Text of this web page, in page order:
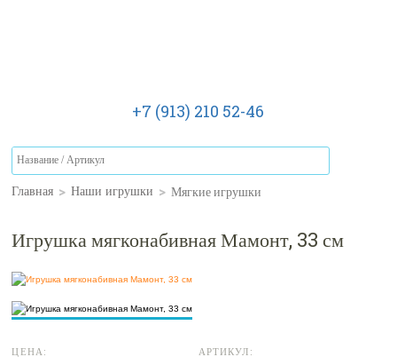
+7 (913) 210 52-46
Главная > Наши игрушки > Мягкие игрушки
Игрушка мягконабивная Мамонт, 33 см
ЦЕНА: АРТИКУЛ: